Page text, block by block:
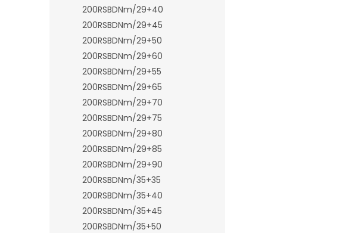
200RSBDNm/29+40
200RSBDNm/29+45
200RSBDNm/29+50
200RSBDNm/29+60
200RSBDNm/29+55
200RSBDNm/29+65
200RSBDNm/29+70
200RSBDNm/29+75
200RSBDNm/29+80
200RSBDNm/29+85
200RSBDNm/29+90
200RSBDNm/35+35
200RSBDNm/35+40
200RSBDNm/35+45
200RSBDNm/35+50